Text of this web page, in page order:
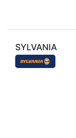
SYLVANIA